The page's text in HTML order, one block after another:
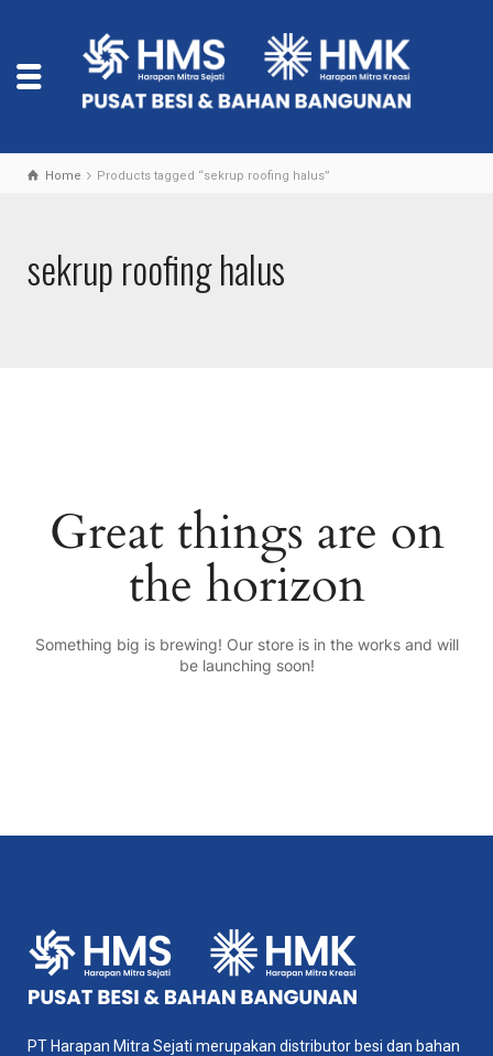
Home Products tagged “sekrup roofing halus”
sekrup roofing halus
Great things are on
the horizon
Something big is brewing! Our store is in the works and will
be launching soon!
PT Harapan Mitra Sejati merupakan distributor besi dan bahan